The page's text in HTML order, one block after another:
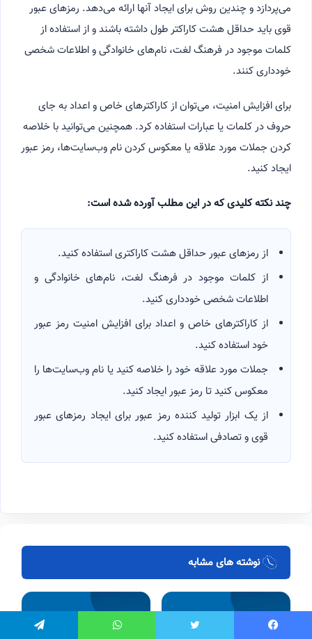
می‌پردازد و چندین روش برای ایجاد آنها ارائه می‌دهد. رمزهای عبور
قوی باید حداقل هشت کاراکتر طول داشته باشند و از استفاده از
کلمات موجود در فرهنگ لغت، نام‌های خانوادگی و اطلاعات شخصی
خودداری کنند.
برای افزایش امنیت، می‌توان از کاراکترهای خاص و اعداد به جای
حروف در کلمات یا عبارات استفاده کرد. همچنین می‌توانید با خلاصه
کردن جملات مورد علاقه یا معکوس کردن نام وب‌سایت‌ها، رمز عبور
ایجاد کنید.
چند نکته کلیدی که در این مطلب آورده شده است:
از رمزهای عبور حداقل هشت کاراکتری استفاده کنید.
از کلمات موجود در فرهنگ لغت، نام‌های خانوادگی و
اطلاعات شخصی خودداری کنید.
از کاراکترهای خاص و اعداد برای افزایش امنیت رمز عبور
خود استفاده کنید.
جملات مورد علاقه خود را خلاصه کنید یا نام وب‌سایت‌ها را
معکوس کنید تا رمز عبور ایجاد کنید.
از یک ابزار تولید کننده رمز عبور برای ایجاد رمزهای عبور
قوی و تصادفی استفاده کنید.
نوشته های مشابه